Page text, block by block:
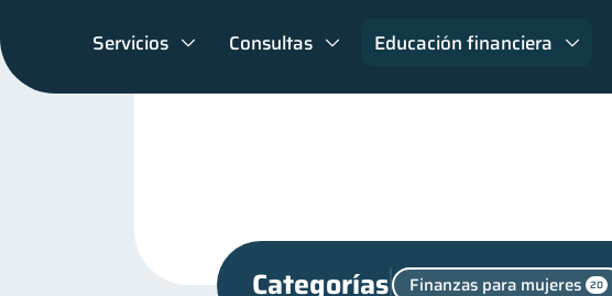
Servicios Consultas Educación financiera
Categorías Finanzas para mujeres 20